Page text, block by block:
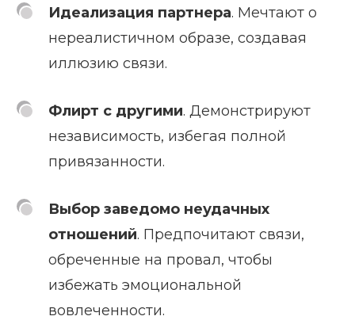
Идеализация партнера. Мечтают о
нереалистичном образе, создавая
иллюзию связи.
Флирт с другими. Демонстрируют
независимость, избегая полной
привязанности.
Выбор заведомо неудачных
отношений. Предпочитают связи,
обреченные на провал, чтобы
избежать эмоциональной
вовлеченности.